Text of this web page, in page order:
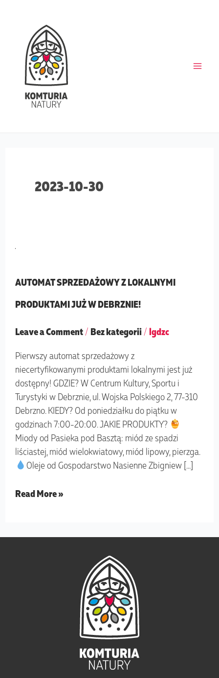
2023-10-30
AUTOMAT SPRZEDAŻOWY Z LOKALNYMI
PRODUKTAMI JUŻ W DEBRZNIE!
Leave a Comment / Bez kategorii/ lgdzc
Pierwszy automat sprzedażowy z
niecertyfikowanymi produktami lokalnymi jest już
dostępny! GDZIE? W Centrum Kultury, Sportu i
Turystyki w Debrznie, ul. Wojska Polskiego 2, 77-310
Debrzno. KIEDY? Od poniedziałku do piątku w
godzinach 7:00-20:00. JAKIE PRODUKTY?
Miody od Pasieka pod Basztą: miód ze spadzi
liściastej, miód wielokwiatowy, miód lipowy, pierzga.
Oleje od Gospodarstwo Nasienne Zbigniew […]
AUTOMAT
LOKALNYMI
JUŻ
DEBRZNIE!
Read More »